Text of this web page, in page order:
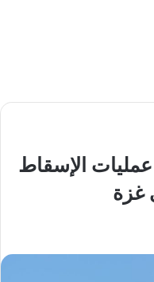
عمليات الإسقاط
غزة